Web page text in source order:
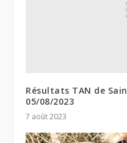
Résultats TAN de
05/08/2023
7 août 2023